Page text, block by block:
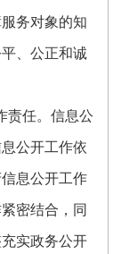
务对象的知
、公正和诚
责任。信息公
公开工作依
息公开工作
密结合，同
实政务公开